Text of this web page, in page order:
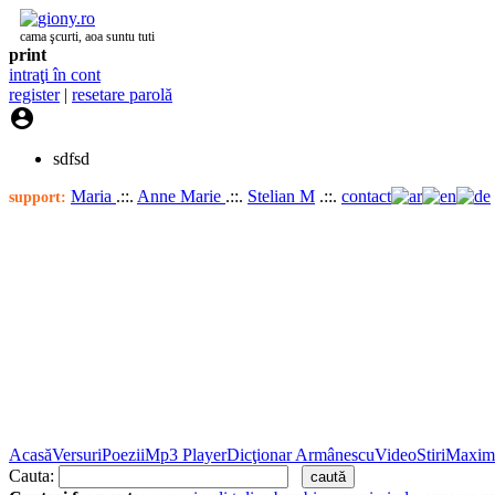
cama şcurti, aoa suntu tuti
print
intraţi în cont
register| resetare parolă

sdfsd
support: Maria .::. Anne Marie .::. Stelian M .::. contact
AcasăVersuriPoeziiMp3 PlayerDicţionar ArmânescuVideoStiri
Cauta: